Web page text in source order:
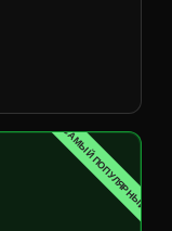
САМЫЙ ПОПУЛЯРНЫЙ